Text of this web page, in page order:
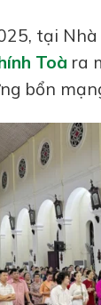
tại
Toà ra
bổn